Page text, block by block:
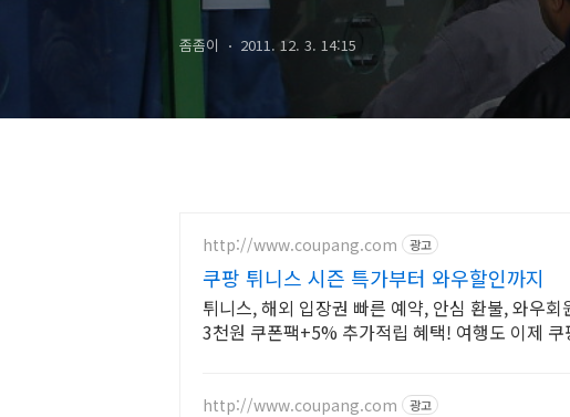
좀좀이 2011. 12. 3. 14:15
http://www.coupang.com 광고
쿠팡 튀니스 시즌 특가부터 와우할인까지
튀니스, 해외 입장권 빠른 예약, 안심 환불, 와우
3천원 쿠폰팩+5% 추가적립 혜택! 여행도 이제 쿠
http://www.coupang.com 광고